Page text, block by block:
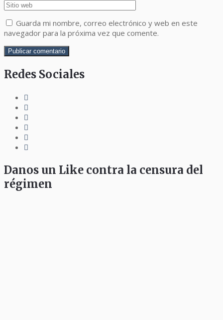
Guarda mi nombre, correo electrónico y web en este
navegador para la próxima vez que comente.
Redes Sociales
Danos un Like contra la censura del
régimen